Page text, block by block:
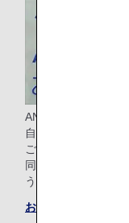
ANAグループでは
自由なお客様、そ
ご高齢・小さなお
同伴）が、安心し
う、お手伝いさせて
お手伝いが必要なお